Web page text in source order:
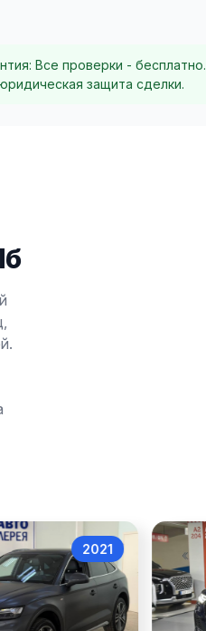
Все проверки - бесплатно.
защита сделки.
Audi Q7